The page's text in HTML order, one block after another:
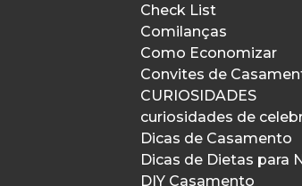
Check List
Comilanças
Como Economizar
Convites de
CURIOSIDADES
curiosidades de
Dicas de Casamento
Dicas de Dietas para
DIY Casamento